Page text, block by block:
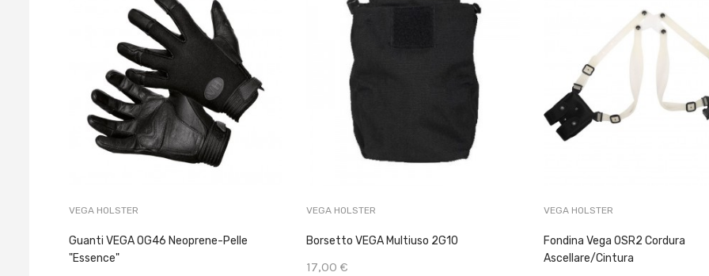
VEGA HOLSTER
Guanti VEGA OG46 Neoprene-Pelle
"Essence"
VEGA HOLSTER
Borsetto VEGA Multiuso 2G10
17,00 €
VEGA HOLSTER
Fondina Vega OSR2 Cordura
Ascellare/cintura